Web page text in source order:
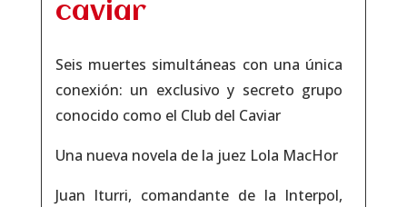
caviar
Seis muertes simultáneas con una única
conexión: un exclusivo y secreto grupo
conocido como el Club del Caviar
Una nueva novela de la juez Lola MacHor
Juan Iturri, comandante de la Interpol,